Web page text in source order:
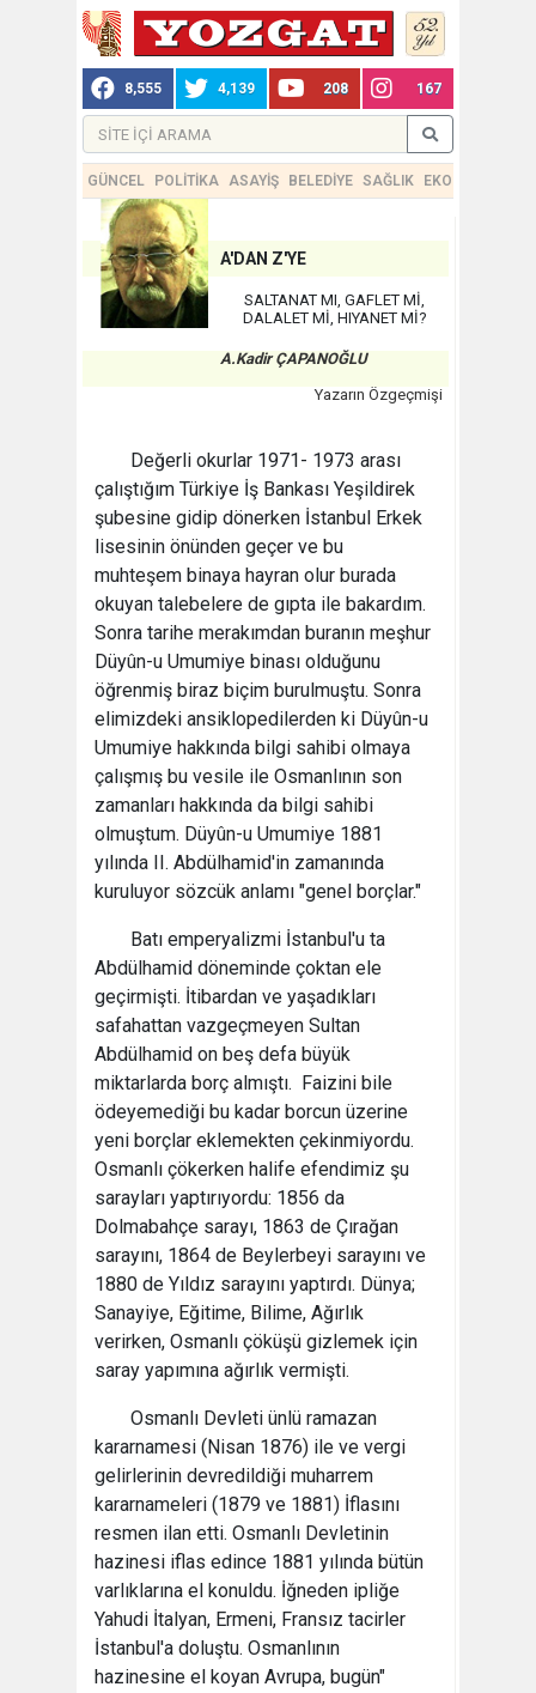
8,555 4,139 208 167
GÜNCEL POLİTİKA ASAYİŞ BELEDİYE SAĞLIK EKONOMİ
A'DAN Z'YE
SALTANAT MI, GAFLET Mİ,
DALALET Mİ, HIYANET Mİ?
A.Kadir ÇAPANOĞLU
Yazarın Özgeçmişi
Değerli okurlar 1971- 1973 arası
çalıştığım Türkiye İş Bankası Yeşildirek
şubesine gidip dönerken İstanbul Erkek
lisesinin önünden geçer ve bu
muhteşem binaya hayran olur burada
okuyan talebelere de gıpta ile bakardım.
Sonra tarihe merakımdan buranın meşhur
Düyûn-u Umumiye binası olduğunu
öğrenmiş biraz biçim burulmuştu. Sonra
elimizdeki ansiklopedilerden ki Düyûn-u
Umumiye hakkında bilgi sahibi olmaya
çalışmış bu vesile ile Osmanlının son
zamanları hakkında da bilgi sahibi
olmuştum. Düyûn-u Umumiye 1881
yılında II. Abdülhamid'in zamanında
kuruluyor sözcük anlamı "genel borçlar."
Batı emperyalizmi İstanbul'u ta
Abdülhamid döneminde çoktan ele
geçirmişti. İtibardan ve yaşadıkları
safahattan vazgeçmeyen Sultan
Abdülhamid on beş defa büyük
miktarlarda borç almıştı. Faizini bile
ödeyemediği bu kadar borcun üzerine
yeni borçlar eklemekten çekinmiyordu.
Osmanlı çökerken halife efendimiz şu
sarayları yaptırıyordu: 1856 da
Dolmabahçe sarayı, 1863 de Çırağan
sarayını, 1864 de Beylerbeyi sarayını ve
1880 de Yıldız sarayını yaptırdı. Dünya;
Sanayiye, Eğitime, Bilime, Ağırlık
verirken, Osmanlı çöküşü gizlemek için
saray yapımına ağırlık vermişti.
Osmanlı Devleti ünlü ramazan
kararnamesi (Nisan 1876) ile ve vergi
gelirlerinin devredildiği muharrem
kararnameleri (1879 ve 1881) İflasını
resmen ilan etti. Osmanlı Devletinin
hazinesi iflas edince 1881 yılında bütün
varlıklarına el konuldu. İğneden ipliğe
Yahudi İtalyan, Ermeni, Fransız tacirler
İstanbul'a doluştu. Osmanlının
hazinesine el koyan Avrupa, bugün"